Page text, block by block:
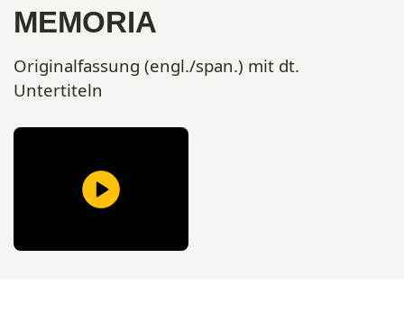
MEMORIA
Originalfassung (engl./span.) mit dt.
Untertiteln